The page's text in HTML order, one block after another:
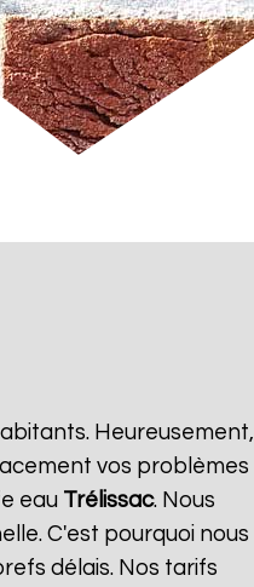
Heureusement,
vos problèmes
eau Trélissac. Nous
C'est pourquoi nous
délais. Nos tarifs